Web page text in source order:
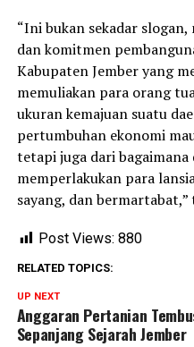
“Ini bukan sekadar
dan komitmen
Kabupaten Jember yang
memuliakan para orang
ukuran kemajuan suatu
pertumbuhan ekonomi
tetapi juga dari bagaimana
memperlakukan para
sayang, dan
Post Views: 880
RELATED TOPICS:
UP NEXT
Anggaran Pertanian
Sepanjang Sejarah Jember